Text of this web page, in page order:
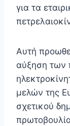
για τα
Αυτή
αύξηση των
μελών της
σχετικού